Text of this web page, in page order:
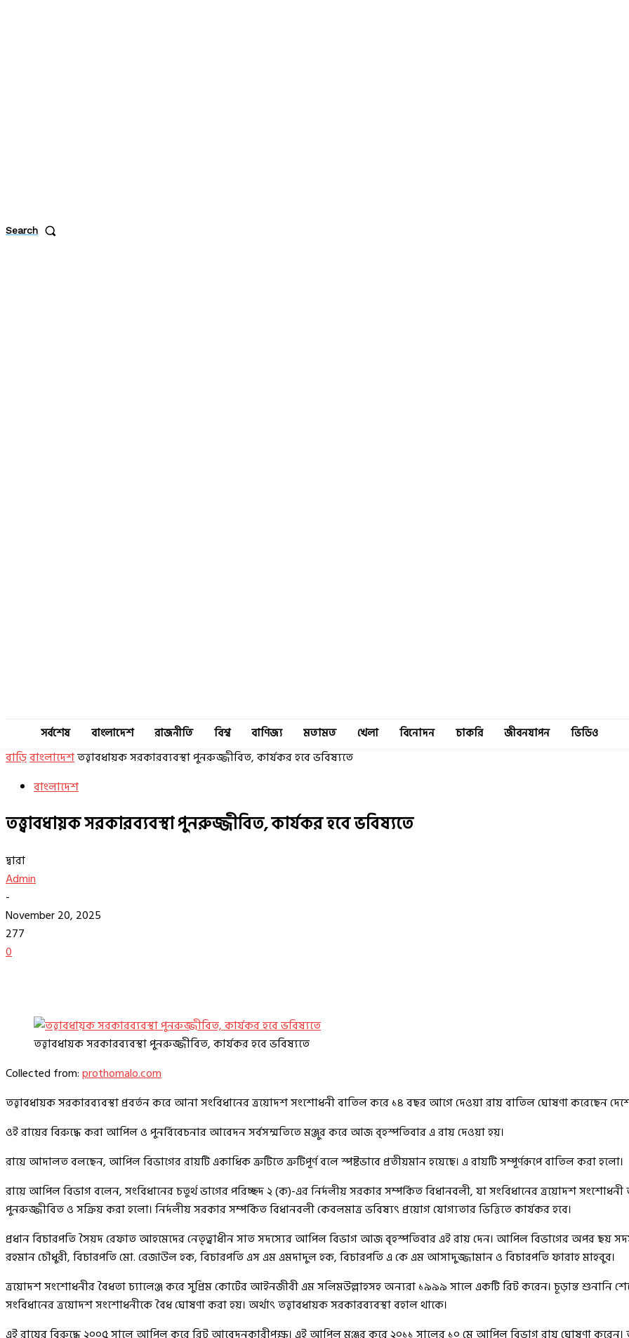
Search
সর্বশেষ বাংলাদেশ রাজনীতি বিশ্ব বাণিজ্য মতামত খেলা বিনোদন চাকরি জীবনযাপন ভিডিও
বাড়িবাংলাদেশতত্ত্বাবধায়ক সরকারব্যবস্থা পুনরুজ্জীবিত, কার্যকর হবে ভবিষ্যতে
বাংলাদেশ
তত্ত্বাবধায়ক সরকারব্যবস্থা পুনরুজ্জীবিত, কার্যকর হবে ভবিষ্যতে
দ্বারা
Admin
-
November 20, 2025
277
0
তত্ত্বাবধায়ক সরকারব্যবস্থা পুনরুজ্জীবিত, কার্যকর হবে ভবিষ্যতে
Collected from:prothomalo.com
তত্ত্বাবধায়ক সরকারব্যবস্থা প্রবর্তন করে আনা সংবিধানের ত্রয়োদশ সংশোধনী বাতিল করে ১৪ বছর আগে দেওয়া রায় বাতিল ঘোষণা করেছেন
ওই রায়ের বিরুদ্ধে করা আপিল ও পুনর্বিবেচনার আবেদন সর্বসম্মতিতে মঞ্জুর করে আজ বৃহস্পতিবার এ রায় দেওয়া হয়।
রায়ে আদালত বলছেন, আপিল বিভাগের রায়টি একাধিক ত্রুটিতে ত্রুটিপূর্ণ বলে স্পষ্টভাবে প্রতীয়মান হয়েছে। এ রায়টি সম্পূর্ণরূপে বাতিল করা হলো।
রায়ে আপিল বিভাগ বলেন, সংবিধানের চতুর্থ ভাগের পরিচ্ছদ ২ (ক)-এর নির্দলীয় সরকার সম্পর্কিত বিধানবলী, যা সংবিধানের ত্রয়োদশ
পুনরুজ্জীবিত ও সক্রিয় করা হলো। নির্দলীয় সরকার সম্পর্কিত বিধানবলী কেবলমাত্র ভবিষ্যৎ প্রয়োগ যোগ্যতার ভিত্তিতে কার্যকর হবে।
প্রধান বিচারপতি সৈয়দ রেফাত আহমেদের নেতৃত্বাধীন সাত সদস্যের আপিল বিভাগ আজ বৃহস্পতিবার এই রায় দেন। আপিল বিভাগের অপর ছয়
রহমান চৌধুরী, বিচারপতি মো. রেজাউল হক, বিচারপতি এস এম এমদাদুল হক, বিচারপতি এ কে এম আসাদুজ্জামান ও বিচারপতি ফারাহ মাহবুব।
ত্রয়োদশ সংশোধনীর বৈধতা চ্যালেঞ্জ করে সুপ্রিম কোর্টের আইনজীবী এম সলিমউল্লাহসহ অন্যরা ১৯৯৯ সালে একটি রিট করেন। চূড়ান্ত শুনানি
সংবিধানের ত্রয়োদশ সংশোধনীকে বৈধ ঘোষণা করা হয়। অর্থাৎ তত্ত্বাবধায়ক সরকারব্যবস্থা বহাল থাকে।